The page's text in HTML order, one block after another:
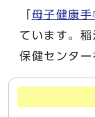
母子健康手
ています。
保健センター